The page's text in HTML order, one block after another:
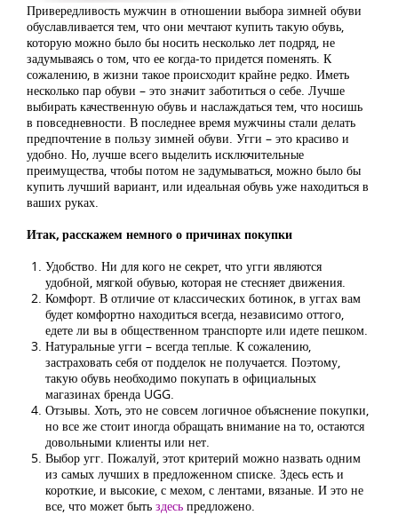
Привередливость мужчин в отношении выбора зимней обуви
обуславливается тем, что они мечтают купить такую обувь,
которую можно было бы носить несколько лет подряд, не
задумываясь о том, что ее когда-то придется поменять. К
сожалению, в жизни такое происходит крайне редко. Иметь
несколько пар обуви – это значит заботиться о себе. Лучше
выбирать качественную обувь и наслаждаться тем, что носишь
в повседневности. В последнее время мужчины стали делать
предпочтение в пользу зимней обуви. Угги – это красиво и
удобно. Но, лучше всего выделить исключительные
преимущества, чтобы потом не задумываться, можно было бы
купить лучший вариант, или идеальная обувь уже находиться в
ваших руках.
Итак, расскажем немного о причинах покупки
Удобство. Ни для кого не секрет, что угги являются
удобной, мягкой обувью, которая не стесняет движения.
Комфорт. В отличие от классических ботинок, в уггах вам
будет комфортно находиться всегда, независимо оттого,
едете ли вы в общественном транспорте или идете пешком.
Натуральные угги – всегда теплые. К сожалению,
застраховать себя от подделок не получается. Поэтому,
такую обувь необходимо покупать в официальных
магазинах бренда UGG.
Отзывы. Хоть, это не совсем логичное объяснение покупки,
но все же стоит иногда обращать внимание на то, остаются
довольными клиенты или нет.
Выбор угг. Пожалуй, этот критерий можно назвать одним
из самых лучших в предложенном списке. Здесь есть и
короткие, и высокие, с мехом, с лентами, вязаные. И это не
все, что может быть здесь предложено.